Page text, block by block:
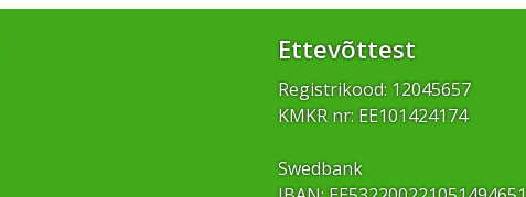
Ettevõttest
Registrikood: 12045657
KMKR nr: EE101424174
Swedbank